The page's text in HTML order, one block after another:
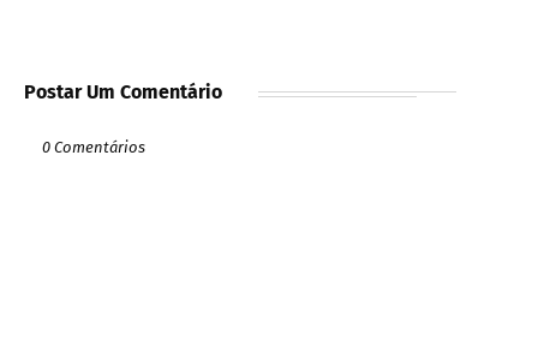
Postar Um Comentário
0 Comentários